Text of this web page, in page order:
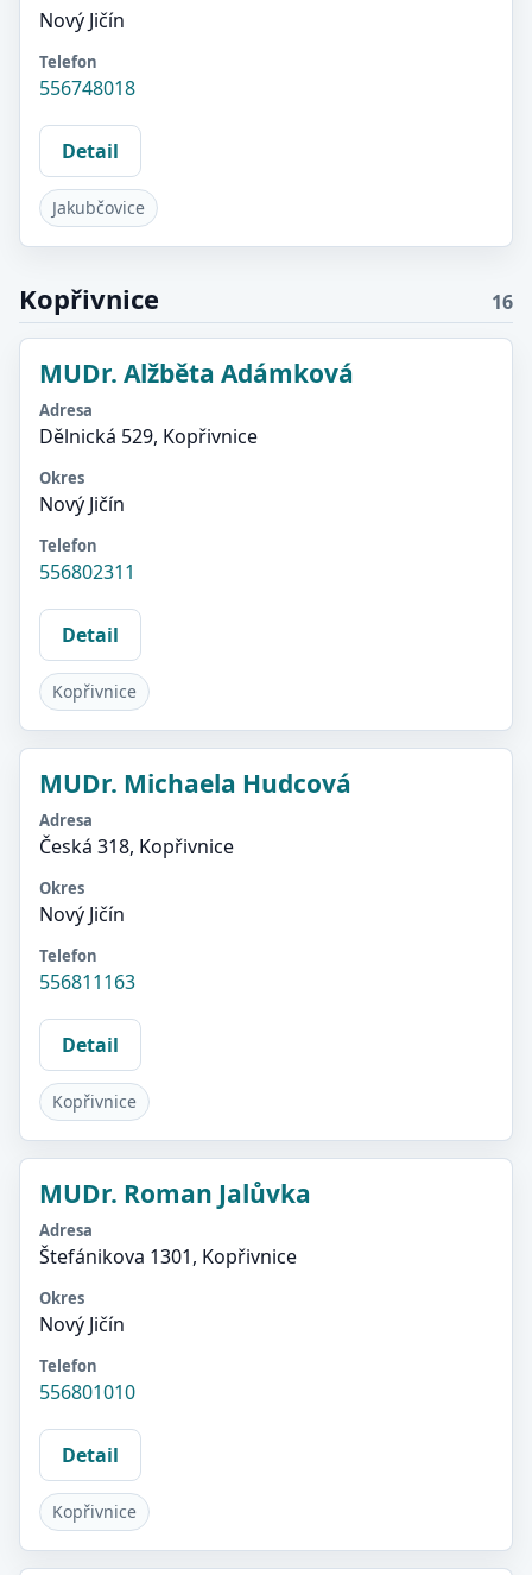
Nový Jičín
Telefon
556748018
Detail
Jakubčovice
Kopřivnice 16
MUDr. Alžběta Adámková
Adresa
Dělnická 529, Kopřivnice
Okres
Nový Jičín
Telefon
556802311
Detail
Kopřivnice
MUDr. Michaela Hudcová
Adresa
Česká 318, Kopřivnice
Okres
Nový Jičín
Telefon
556811163
Detail
Kopřivnice
MUDr. Roman Jalůvka
Adresa
Štefánikova 1301, Kopřivnice
Okres
Nový Jičín
Telefon
556801010
Detail
Kopřivnice